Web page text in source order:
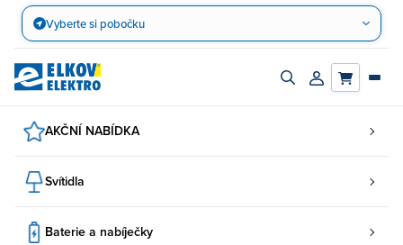
Přejít
obsah
Vyberte si pobočku
Zapnout/vypnout
Přihlásit/
AKČNÍ NABÍDKA
Svítidla
Baterie a nabíječky